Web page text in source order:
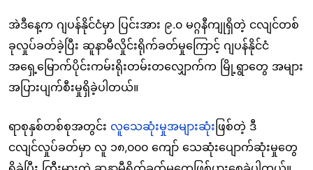
အဲဒီနေ့က ဂျပန်နိုင်ငံမှာ ပြင်းအား ၉.၀ မဂ္ဂနီကျုရှိတဲ့ ငလျင်တစ်
ခုလှုပ်ခတ်ခဲ့ပြီး ဆူနာမီလှိုင်းရိုက်ခတ်မှုကြောင့် ဂျပန်နိုင်ငံ
အရှေ့မြောက်ပိုင်းကမ်းရိုးတမ်းတလျှောက်က မြို့ရွာတွေ အများ
အပြားပျက်စီးမှုရှိခဲ့ပါတယ်။
ရာစုနှစ်တစ်စုအတွင်း လူသေဆုံးမှုအများဆုံ းဖြစ်တဲ့ ဒီ
ငလျင်လှုပ်ခတ်မှာ လူ ၁၈,၀၀၀ ကျော် သေဆုံးပျောက်ဆုံးမှုတွေ